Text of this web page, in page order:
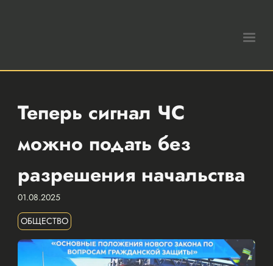
Теперь сигнал ЧС
можно подать без
разрешения начальства
01.08.2025
ОБЩЕСТВО